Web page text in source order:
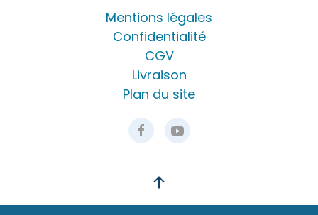
Mentions légales
Confidentialité
CGV
Livraison
Plan du site